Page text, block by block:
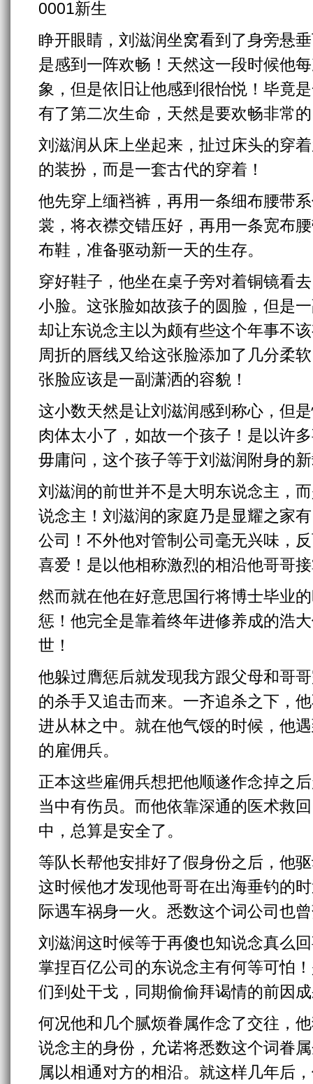
0001新生
睁开眼睛，刘滋润坐窝看到了身旁悬
是感到一阵欢畅！天然这一段时候他
象，但是依旧让他感到很怡悦！毕竟
有了第二次生命，天然是要欢畅非常
刘滋润从床上坐起来，扯过床头的穿
的装扮，而是一套古代的穿着！
他先穿上缅裆裤，再用一条细布腰带
裳，将衣襟交错压好，再用一条宽布
布鞋，准备驱动新一天的生存。
穿好鞋子，他坐在桌子旁对着铜镜看
小脸。这张脸如故孩子的圆脸，但是
却让东说念主以为颇有些这个年事不
周折的唇线又给这张脸添加了几分柔
张脸应该是一副潇洒的容貌！
这小数天然是让刘滋润感到称心，但
肉体太小了，如故一个孩子！是以许
毋庸问，这个孩子等于刘滋润附身的
刘滋润的前世并不是大明东说念主，
说念主！刘滋润的家庭乃是显耀之家
公司！不外他对管制公司毫无兴味，
喜爱！是以他相称激烈的相沿他哥哥
然而就在他在好意思国行将博士毕业
惩！他完全是靠着终年进修养成的浩
世！
他躲过膺惩后就发现我方跟父母和哥
的杀手又追击而来。一齐追杀之下，
进从林之中。就在他气馁的时候，他
的雇佣兵。
正本这些雇佣兵想把他顺遂作念掉之
当中有伤员。而他依靠深通的医术救
中，总算是安全了。
等队长帮他安排好了假身份之后，他
这时候他才发现他哥哥在出海垂钓的
际遇车祸身一火。悉数这个词公司也
刘滋润这时候等于再傻也知说念真么
掌捏百亿公司的东说念主有何等可怕
们到处干戈，同期偷偷拜谒情的前因
何况他和几个腻烦眷属作念了交往，
说念主的身份，允诺将悉数这个词眷
属以相通对方的相沿。就这样几年后